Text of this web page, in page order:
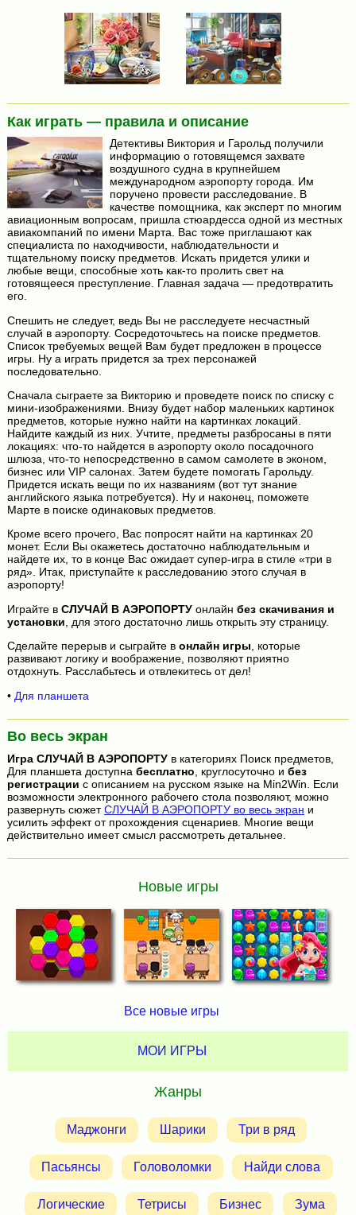
Как играть — правила и описание
Детективы Виктория и Гарольд получили
информацию о готовящемся захвате
воздушного судна в крупнейшем
международном аэропорту города. Им
поручено провести расследование. В
качестве помощника, как эксперт по многим
авиационным вопросам, пришла стюардесса одной из местных
авиакомпаний по имени Марта. Вас тоже приглашают как
специалиста по находчивости, наблюдательности и
тщательному поиску предметов. Искать придется улики и
любые вещи, способные хоть как-то пролить свет на
готовящееся преступление. Главная задача — предотвратить
его.
Спешить не следует, ведь Вы не расследуете несчастный
случай в аэропорту. Сосредоточьтесь на поиске предметов.
Список требуемых вещей Вам будет предложен в процессе
игры. Ну а играть придется за трех персонажей
последовательно.
Сначала сыграете за Викторию и проведете поиск по списку с
мини-изображениями. Внизу будет набор маленьких картинок
предметов, которые нужно найти на картинках локаций.
Найдите каждый из них. Учтите, предметы разбросаны в пяти
локациях: что-то найдется в аэропорту около посадочного
шлюза, что-то непосредственно в самом самолете в эконом,
бизнес или VIP салонах. Затем будете помогать Гарольду.
Придется искать вещи по их названиям (вот тут знание
английского языка потребуется). Ну и наконец, поможете
Марте в поиске одинаковых предметов.
Кроме всего прочего, Вас попросят найти на картинках 20
монет. Если Вы окажетесь достаточно наблюдательным и
найдете их, то в конце Вас ожидает супер-игра в стиле «три в
ряд». Итак, приступайте к расследованию этого случая в
аэропорту!
Играйте в СЛУЧАЙ В АЭРОПОРТУонлайн без скачивания и
установки , для этого достаточно лишь открыть эту страницу.
Сделайте перерыв и сыграйте в онлайн игры, которые
развивают логику и воображение, позволяют приятно
отдохнуть. Расслабьтесь и отвлекитесь от дел!
• Для планшета
Во весь экран
Игра СЛУЧАЙ В АЭРОПОРТУв категориях Поиск предметов,
Для планшета доступна бесплатно , круглосуточно и без
регистрации с описанием на русском языке на Min2Win. Если
возможности электронного рабочего стола позволяют, можно
развернуть сюжетСЛУЧАЙ В АЭРОПОРТУ во весь экран и
усилить эффект от прохождения сценариев. Многие вещи
действительно имеет смысл рассмотреть детальнее.
Новые игры
Все новые игры
МОИ ИГРЫ
Жанры
Маджонги Шарики Три в ряд
Пасьянсы Головоломки Найди слова
Логические Тетрисы Бизнес Зума